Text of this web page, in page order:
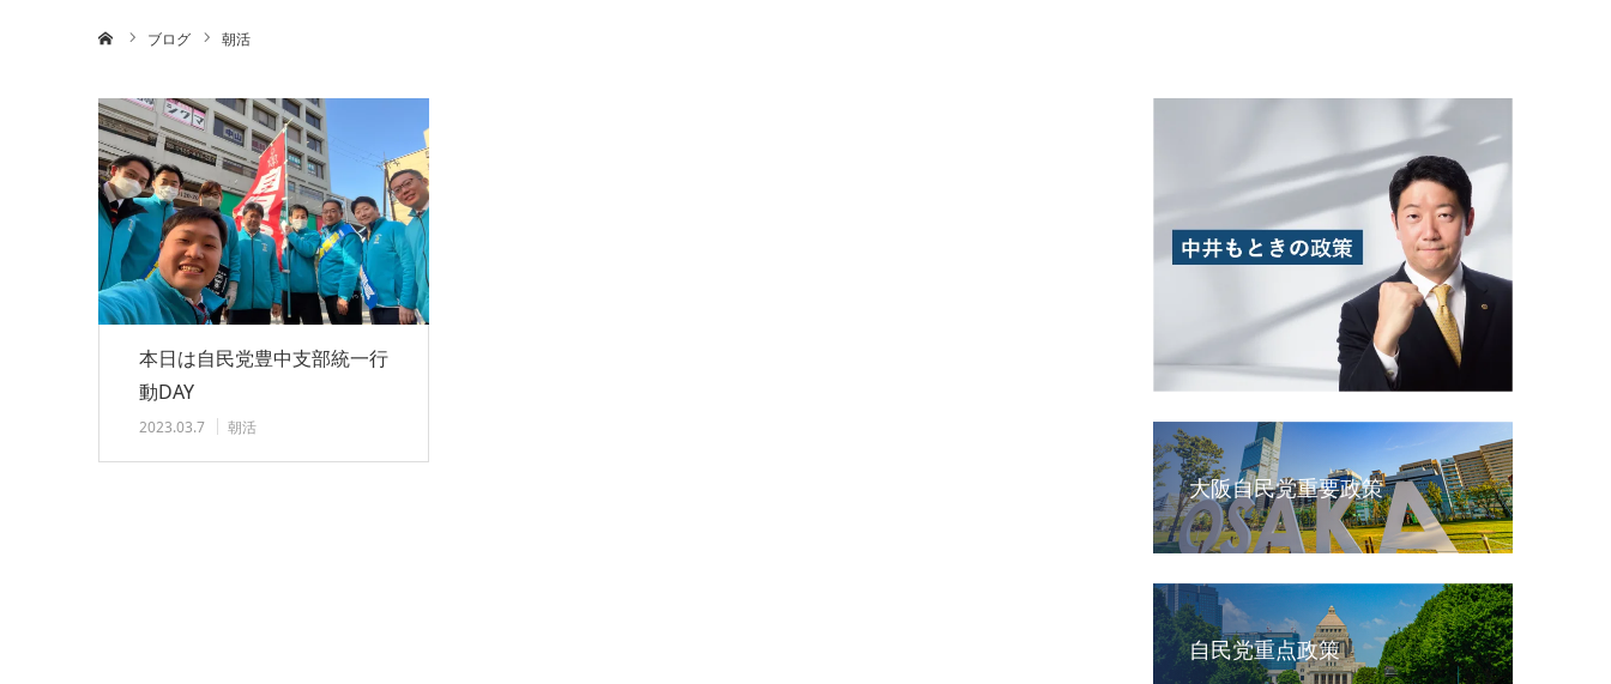
ブログ 朝活
本日は自民党豊中支部統一行
動DAY
2023.03.7 朝活
大阪自民党重要政策
自民党重点政策